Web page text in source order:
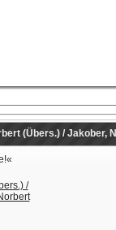
(Übers.) / Jakober,
/